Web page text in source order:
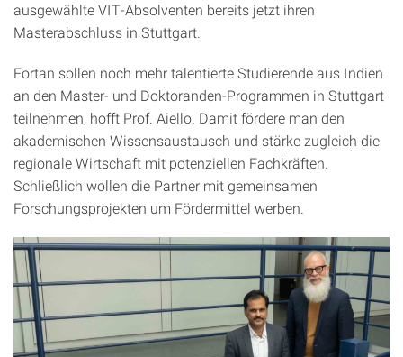
ausgewählte VIT-Absolventen bereits jetzt ihren
Masterabschluss in Stuttgart.
Fortan sollen noch mehr talentierte Studierende aus Indien
an den Master- und Doktoranden-Programmen in Stuttgart
teilnehmen, hofft Prof. Aiello. Damit fördere man den
akademischen Wissensaustausch und stärke zugleich die
regionale Wirtschaft mit potenziellen Fachkräften.
Schließlich wollen die Partner mit gemeinsamen
Forschungsprojekten um Fördermittel werben.